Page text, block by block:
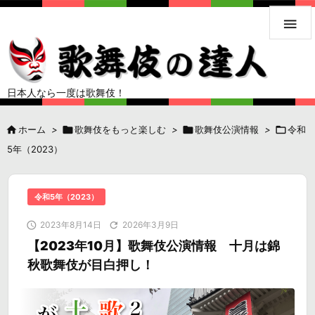
日本人なら一度は歌舞伎！

 ホーム > 歌舞伎をもっと楽しむ > 歌舞伎公演情報 > 令和
5年（2023）
令和5年（2023）
 2023年8月14日  2026年3月9日
【2023年10月】歌舞伎公演情報 十月は錦
秋歌舞伎が目白押し！